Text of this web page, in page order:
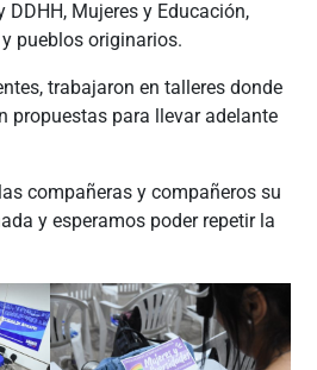
Mujeres y Educación,
pueblos originarios.
trabajaron en talleres donde
propuestas para llevar adelante
compañeras y compañeros su
y esperamos poder repetir la